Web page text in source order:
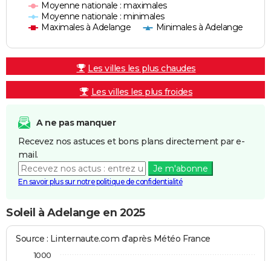
Moyenne nationale : maximales
Moyenne nationale : minimales
Maximales à Adelange
Minimales à Adelange
Les villes les plus chaudes
Les villes les plus froides
A ne pas manquer
Recevez nos astuces et bons plans directement par e-
mail.
Je m'abonne
En savoir plus sur notre politique de confidentialité
Soleil à Adelange en 2025
Source : Linternaute.com d'après Météo France
1000